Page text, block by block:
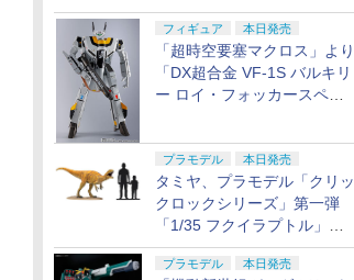
ース撮り下ろし】
フィギュア 本日発売
「超時空要塞マクロス」より
「DX超合金 VF-1S バルキリ
ー ロイ・フォッカースペシ
プラモデル 本日発売
タミヤ、プラモデル「クリッ
クロックシリーズ」第一弾
「1/35 フクイラプトル」本
日発売！
プラモデル 本日発売